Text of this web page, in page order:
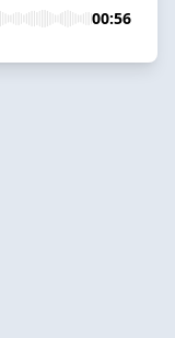
00:56